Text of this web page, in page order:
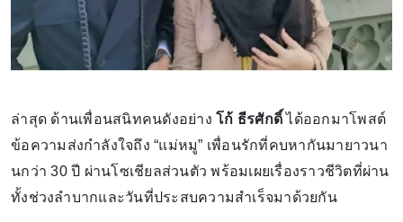
ล่าสุด ด้านเพื่อนสนิทคนดังอย่าง โก้ ธีรศักดิ์ได้ออกมาโพสต์
ข้อความส่งกำลังใจถึง “แม่หมู” เพื่อนรักที่คบหากันมายาวนา
นกว่า 30 ปี ผ่านโซเชียลส่วนตัว พร้อมเผยเรื่องราวชีวิตที่ผ่าน
ทั้งช่วงลำบากและวันที่ประสบความสำเร็จมาด้วยกัน